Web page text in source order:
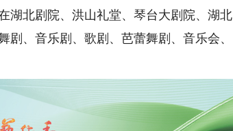
湖北剧院、洪山礼堂、琴台大剧院、湖北
、音乐剧、歌剧、芭蕾舞剧、音乐会、